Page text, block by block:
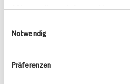
führen diese Informationen
bereitgestellt haben oder
Notwendig
Präferenzen